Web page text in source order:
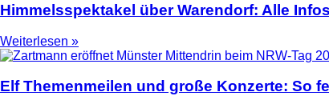
Himmelsspektakel über Warendorf: Alle
Weiterlesen »
Elf Themenmeilen und große Konzerte: So